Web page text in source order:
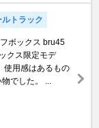
トラック
ボックス bru45
クス限定モデ
用感はあるもの
でした。 ...